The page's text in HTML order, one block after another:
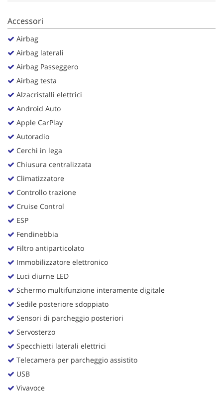
Accessori
Airbag
Airbag laterali
Airbag Passeggero
Airbag testa
Alzacristalli elettrici
Android Auto
Apple CarPlay
Autoradio
Cerchi in lega
Chiusura centralizzata
Climatizzatore
Controllo trazione
Cruise Control
ESP
Fendinebbia
Filtro antiparticolato
Immobilizzatore elettronico
Luci diurne LED
Schermo multifunzione interamente digitale
Sedile posteriore sdoppiato
Sensori di parcheggio posteriori
Servosterzo
Specchietti laterali elettrici
Telecamera per parcheggio assistito
USB
Vivavoce